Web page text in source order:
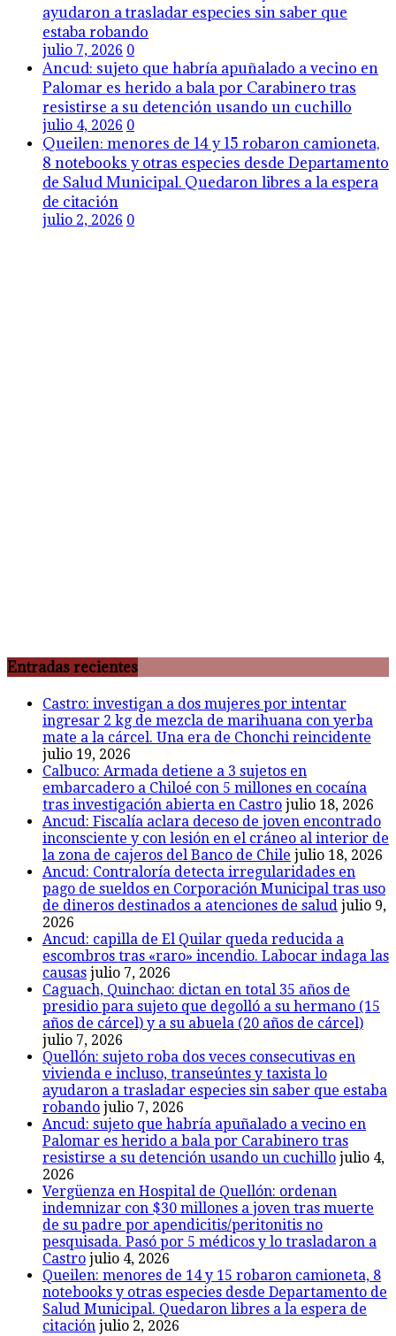
ayudaron a trasladar especies sin saber que
estaba robando
julio 7, 2026 0
Ancud: sujeto que habría apuñalado a vecino en
Palomar es herido a bala por Carabinero tras
resistirse a su detención usando un cuchillo
julio 4, 2026 0
Queilen: menores de 14 y 15 robaron camioneta,
8 notebooks y otras especies desde Departamento
de Salud Municipal. Quedaron libres a la espera
de citación
julio 2, 2026 0
Entradas recientes
Castro: investigan a dos mujeres por intentar
ingresar 2 kg de mezcla de marihuana con yerba
mate a la cárcel. Una era de Chonchi reincidente
julio 19, 2026
Calbuco: Armada detiene a 3 sujetos en
embarcadero a Chiloé con 5 millones en cocaína
tras investigación abierta en Castro julio 18, 2026
Ancud: Fiscalía aclara deceso de joven encontrado
inconsciente y con lesión en el cráneo al interior de
la zona de cajeros del Banco de Chile julio 18, 2026
Ancud: Contraloría detecta irregularidades en
pago de sueldos en Corporación Municipal tras uso
de dineros destinados a atenciones de salud julio 9,
2026
Ancud: capilla de El Quilar queda reducida a
escombros tras «raro» incendio. Labocar indaga las
causas julio 7, 2026
Caguach, Quinchao: dictan en total 35 años de
presidio para sujeto que degolló a su hermano (15
años de cárcel) y a su abuela (20 años de cárcel)
julio 7, 2026
Quellón: sujeto roba dos veces consecutivas en
vivienda e incluso, transeúntes y taxista lo
ayudaron a trasladar especies sin saber que estaba
robando julio 7, 2026
Ancud: sujeto que habría apuñalado a vecino en
Palomar es herido a bala por Carabinero tras
resistirse a su detención usando un cuchillo julio 4,
2026
Vergüenza en Hospital de Quellón: ordenan
indemnizar con $30 millones a joven tras muerte
de su padre por apendicitis/peritonitis no
pesquisada. Pasó por 5 médicos y lo trasladaron a
Castro julio 4, 2026
Queilen: menores de 14 y 15 robaron camioneta, 8
notebooks y otras especies desde Departamento de
Salud Municipal. Quedaron libres a la espera de
citación julio 2, 2026